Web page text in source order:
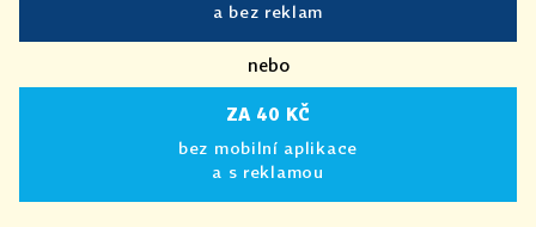
a bez reklam
nebo
ZA 40 KČ
bez mobilní aplikace
a s reklamou